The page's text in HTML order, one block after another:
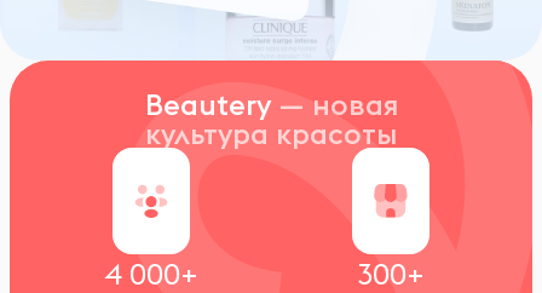
Beautery — новая
культура красоты
4 000+ 300+